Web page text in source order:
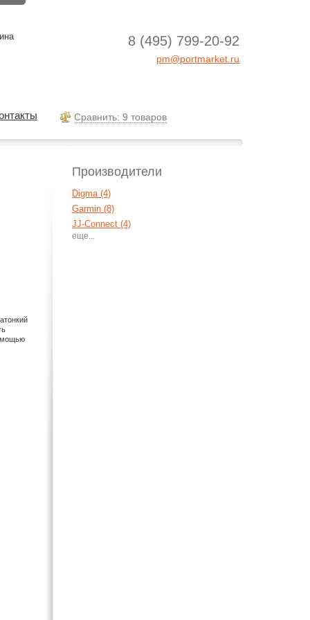
Производители
Digma (4)
Garmin (8)
JJ-Connect (4)
Mystery (3)
8 (495) 799-20-92
pm@portmarket.ru
Cравнить: 9 товаров